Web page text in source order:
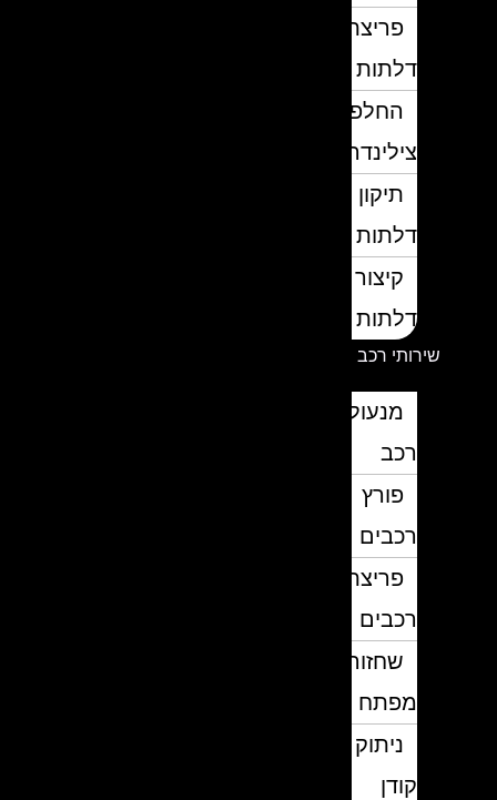
פריצת
דלתות
החלפת
צילינדרים
תיקון
דלתות
קיצור
דלתות
שירותי רכב
מנעולן
פורץ
רכבים
פריצת
רכבים
שחזור
מפתח
ניתוק